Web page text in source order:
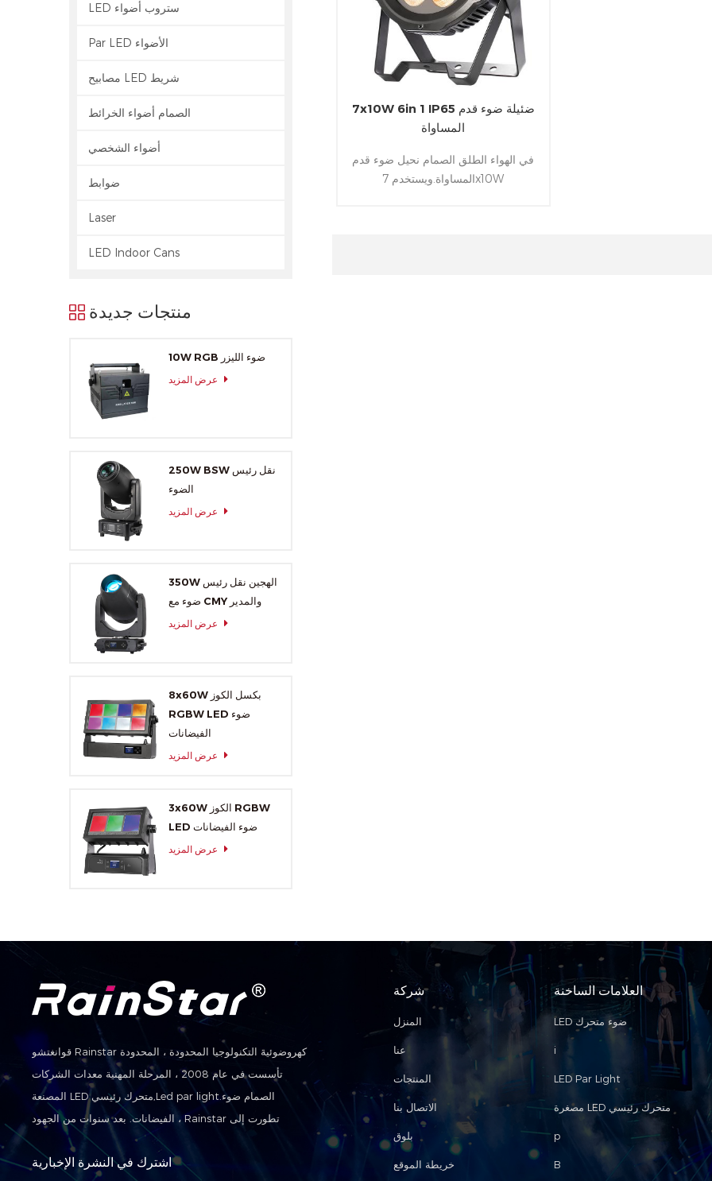
LED ستروب أضواء
Par LED الأضواء
مصابيح LED شريط
الصمام أضواء الخرائط
أضواء الشخصي
ضوابط
Laser
LED Indoor Cans
منتجات جديدة
10W RGB ضوء الليزر
عرض المزيد
250W BSW نقل رئيس
الضوء
عرض المزيد
350W الهجين نقل رئيس
ضوء مع CMY والمدير
عرض المزيد
8x60W بكسل الكوز
RGBW LED ضوء
الفيضانات
عرض المزيد
3x60W الكوز RGBW
LED ضوء الفيضانات
عرض المزيد
7x10W 6in 1 IP65 ضئيلة ضوء قدم
المساواة
في الهواء الطلق الصمام نحيل ضوء قدم
المساواة.ويستخدم 7x10W
قوانغتشو Rainstar كهروضوئية التكنولوجيا المحدودة ، المحدودة
تأسست في عام 2008 ، المرحلة المهنية معدات الشركات
المصنعة LED متحرك رئيسي,Led par light.الصمام ضوء
الفيضانات. بعد سنوات من الجهود ، Rainstar تطورت إلى
مجموعة من التنمية والإنتاج والمبيعات والخدمة في واحدة من
الحديث شركات التكنولوجيا الفائقة.ونحن منح شركات التكنولوجيا
اشترك في النشرة الإخبارية
شركة
المنزل
عنا
المنتجات
الاتصال بنا
بلوق
خريطة الموقع
العلامات الساخنة
LED ضوء متحرك
i
LED Par Light
مصغرة LED متحرك رئيسي
p
B